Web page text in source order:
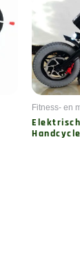
Fitness- en